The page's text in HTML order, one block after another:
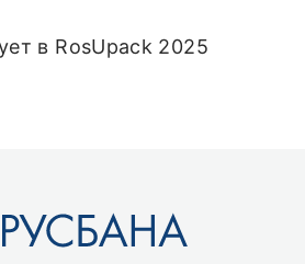
в RosUpack 2025